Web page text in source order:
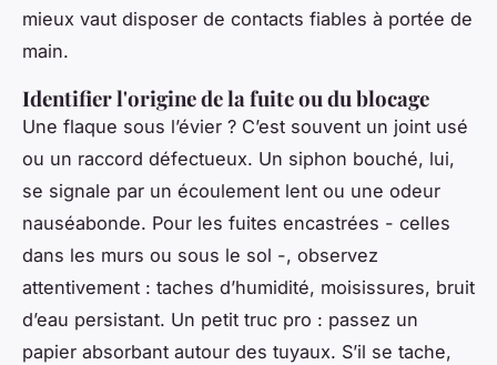
mieux vaut disposer de contacts fiables à portée de
main.
Identifier l'origine de la fuite ou du blocage
Une flaque sous l’évier ? C’est souvent un joint usé
ou un raccord défectueux. Un siphon bouché, lui,
se signale par un écoulement lent ou une odeur
nauséabonde. Pour les fuites encastrées - celles
dans les murs ou sous le sol -, observez
attentivement : taches d’humidité, moisissures, bruit
d’eau persistant. Un petit truc pro : passez un
papier absorbant autour des tuyaux. S’il se tache,